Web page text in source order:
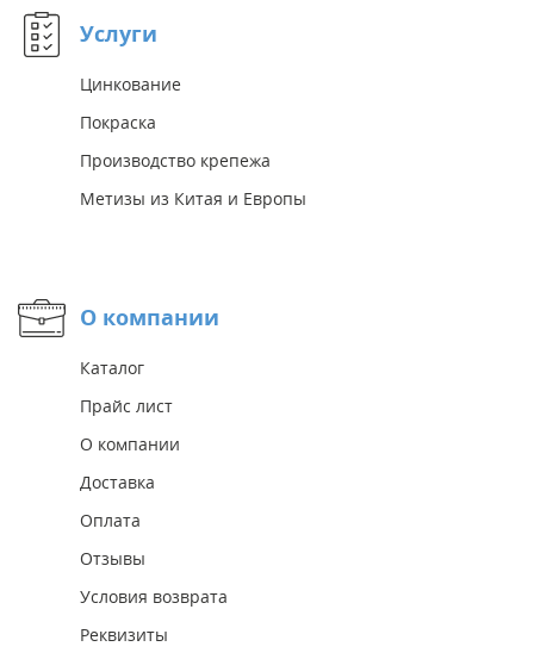
Услуги
Цинкование
Покраска
Производство крепежа
Метизы из Китая и Европы
О компании
Каталог
Прайс лист
О компании
Доставка
Оплата
Отзывы
Условия возврата
Реквизиты